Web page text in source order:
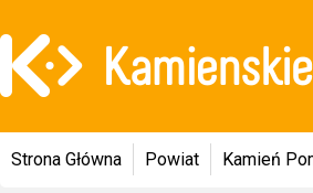
Strona Główna Powiat Kamień